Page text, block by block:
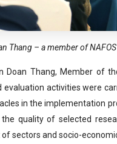
Thang – a member of
Doan Thang, Member of
evaluation activities were
in the implementation
quality of selected
sectors and socio-